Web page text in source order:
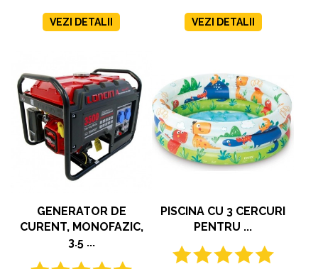
🎁 LIVRARE CU
Aboneaza-te azi si ai livrare cu prioritate
cadoupentru urmatoarele12 comenzi.
VEZI DETALII VEZI DETALII
GENERATOR DE
CURENT, MONOFAZIC,
3.5 ...
PISCINA CU 3 CERCURI
PENTRU ...